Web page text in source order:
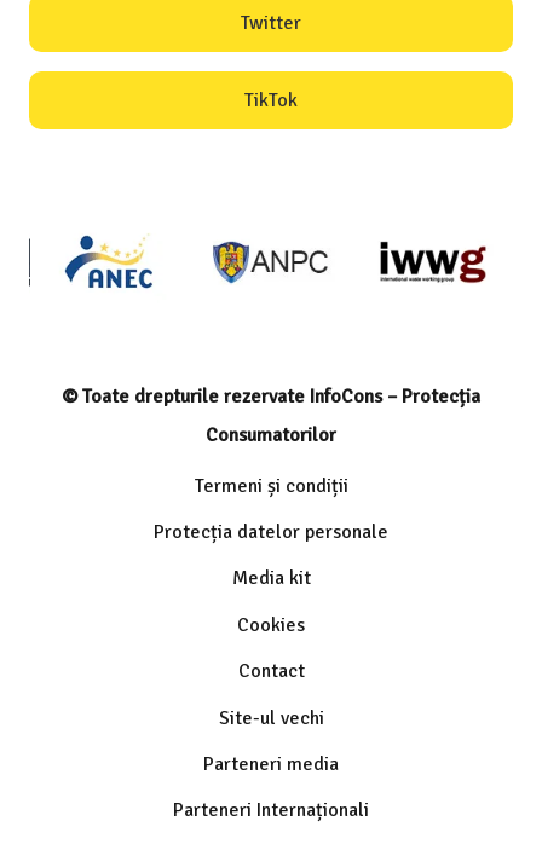
Twitter
TikTok
© Toate drepturile rezervate InfoCons – Protecția
Consumatorilor
Termeni și condiții
Protecția datelor personale
Media kit
Cookies
Contact
Site-ul vechi
Parteneri media
Parteneri Internaționali